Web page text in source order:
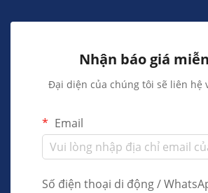
Nhận báo giá
Đại diện của chúng tôi sẽ liên hệ
Email
Số điện thoại di động /